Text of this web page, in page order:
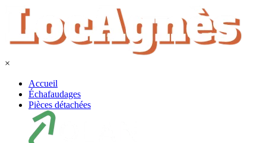
×
Accueil
Échafaudages
Pièces détachées